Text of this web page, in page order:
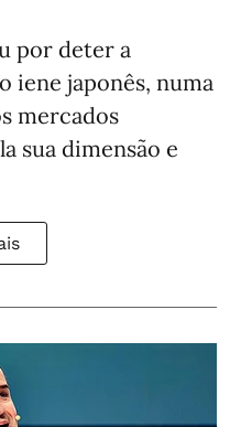
por deter a
iene japonês, numa
mercados
sua dimensão e